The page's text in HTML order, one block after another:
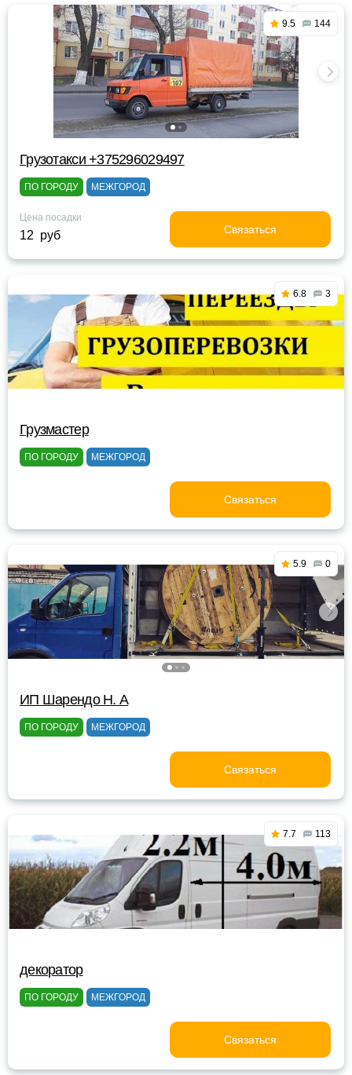
9.5 144
Грузотакси +375296029497
ПО ГОРОДУ МЕЖГОРОД
Цена посадки
12 руб Связаться
6.8 3
Грузмастер
ПО ГОРОДУ МЕЖГОРОД
Связаться
5.9 0
ИП Шарендо Н. А
ПО ГОРОДУ МЕЖГОРОД
Связаться
7.7 113
декоратор
ПО ГОРОДУ МЕЖГОРОД
Связаться